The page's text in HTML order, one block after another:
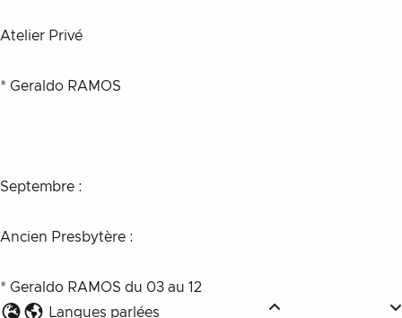
Atelier Privé
* Geraldo RAMOS
Septembre :
Ancien Presbytère :
* Geraldo RAMOS du 03 au 12
Langues parlées